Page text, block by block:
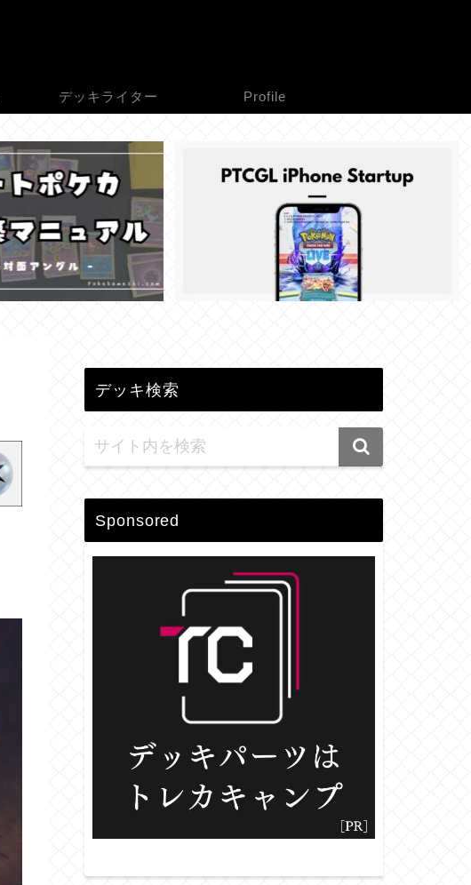
デッキライター Profile
デッキ検索
Sponsored